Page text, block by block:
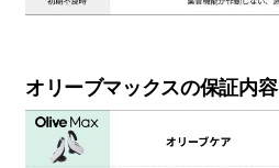
オリーブマックスの保証内容